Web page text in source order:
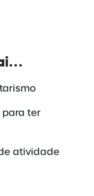
ter
atividade